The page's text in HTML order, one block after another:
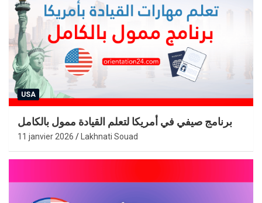
USA
برنامج صيفي في أمريكا لتعلم القيادة ممول بالكامل
11 janvier 2026 Lakhnati Souad